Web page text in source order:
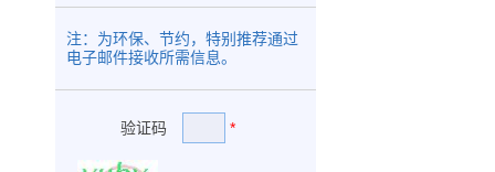
注：为环保、节约，特别推荐通过
电子邮件接收所需信息。
验证码 *